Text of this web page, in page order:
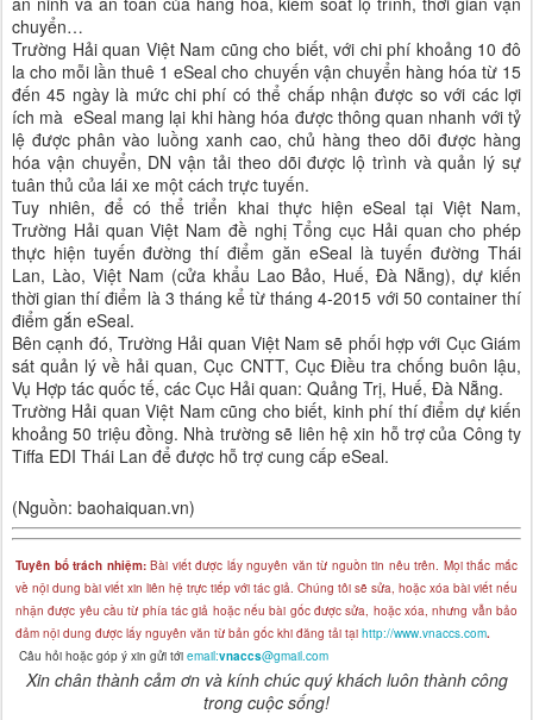
chuyển…
Trường Hải quan Việt Nam cũng cho biết, với chi phí khoảng 10 đô
la cho mỗi lần thuê 1 eSeal cho chuyến vận chuyển hàng hóa từ 15
đến 45 ngày là mức chi phí có thể chấp nhận được so với các lợi
ích mà eSeal mang lại khi hàng hóa được thông quan nhanh với tỷ
lệ được phân vào luồng xanh cao, chủ hàng theo dõi được hàng
hóa vận chuyển, DN vận tải theo dõi được lộ trình và quản lý sự
tuân thủ của lái xe một cách trực tuyến.
Tuy nhiên, để có thể triển khai thực hiện eSeal tại Việt Nam,
Trường Hải quan Việt Nam đề nghị Tổng cục Hải quan cho phép
thực hiện tuyến đường thí điểm găn eSeal là tuyến đường Thái
Lan, Lào, Việt Nam (cửa khẩu Lao Bảo, Huế, Đà Nẵng), dự kiến
thời gian thí điểm là 3 tháng kể từ tháng 4-2015 với 50 container thí
điểm gắn eSeal.
Bên cạnh đó, Trường Hải quan Việt Nam sẽ phối hợp với Cục Giám
sát quản lý về hải quan, Cục CNTT, Cục Điều tra chống buôn lậu,
Vụ Hợp tác quốc tế, các Cục Hải quan: Quảng Trị, Huế, Đà Nẵng.
Trường Hải quan Việt Nam cũng cho biết, kinh phí thí điểm dự kiến
khoảng 50 triệu đồng. Nhà trường sẽ liên hệ xin hỗ trợ của Công ty
Tiffa EDI Thái Lan để được hỗ trợ cung cấp eSeal.
(Nguồn: baohaiquan.vn)
Tuyên bố trách nhiệm:Bài viết được lấy nguyên văn từ nguồn tin nêu trên. Mọi thắc mắc
về nội dung bài viết xin liên hệ trực tiếp với tác giả. Chúng tôi sẽ sửa, hoặc xóa bài viết nếu
nhận được yêu cầu từ phía tác giả hoặc nếu bài gốc được sửa, hoặc xóa, nhưng vẫn bảo
đảm nội dung được lấy nguyên văn từ bản gốc khi đăng tải tại http://www.vnaccs.com.
Câu hỏi hoặc góp ý xin gửi tới email:vnaccs@gmail.com
Xin chân thành cảm ơn và kính chúc quý khách luôn thành công
trong cuộc sống!